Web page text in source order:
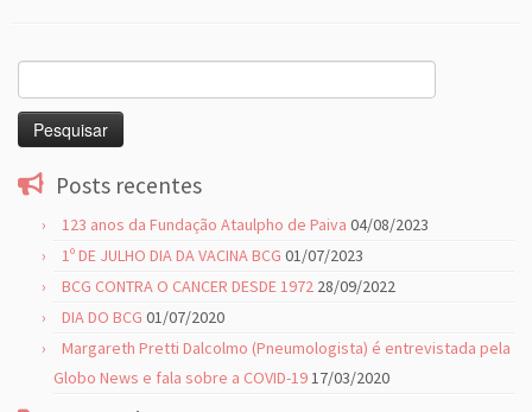
por:
Posts recentes
123 anos da Fundação Ataulpho de Paiva 04/08/2023
1º DE JULHO DIA DA VACINA BCG 01/07/2023
BCG CONTRA O CANCER DESDE 1972 28/09/2022
DIA DO BCG 01/07/2020
Margareth Pretti Dalcolmo (Pneumologista) é entrevistada pela
Globo News e fala sobre a COVID-1917/03/2020